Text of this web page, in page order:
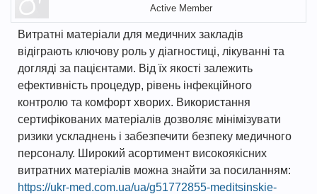
Active Member
Витратні матеріали для медичних закладів
відіграють ключову роль у діагностиці, лікуванні та
догляді за пацієнтами. Від їх якості залежить
ефективність процедур, рівень інфекційного
контролю та комфорт хворих. Використання
сертифікованих матеріалів дозволяє мінімізувати
ризики ускладнень і забезпечити безпеку медичного
персоналу. Широкий асортимент високоякісних
витратних матеріалів можна знайти за посиланням:
https://ukr-med.com.ua/ua/g51772855-meditsinskie-